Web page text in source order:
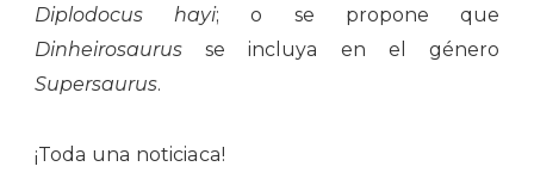
Diplodocus hayi; o se propone que
Dinheirosaurus se incluya en el género
Supersaurus.
¡Toda una noticiaca!